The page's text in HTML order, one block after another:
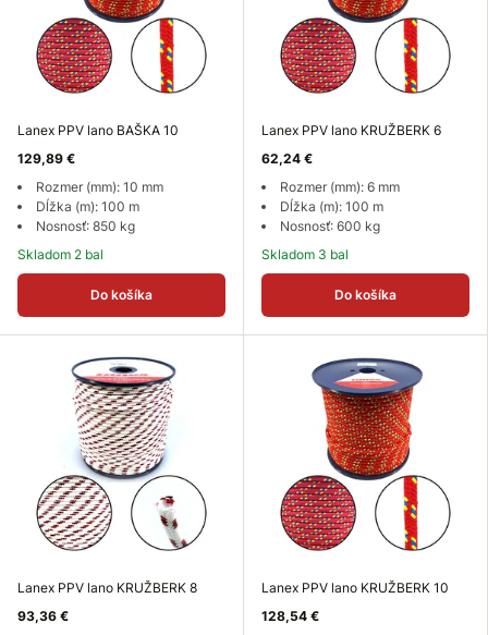
Lanex PPV lano BAŠKA 10
129,89 €
Rozmer (mm): 10 mm
Dĺžka (m): 100 m
Nosnosť: 850 kg
Skladom 2 bal
Do košíka
Lanex PPV lano KRUŽBERK 6
62,24 €
Rozmer (mm): 6 mm
Dĺžka (m): 100 m
Nosnosť: 600 kg
Skladom 3 bal
Do košíka
Lanex PPV lano KRUŽBERK 8
93,36 €
Lanex PPV lano KRUŽBERK 10
128,54 €